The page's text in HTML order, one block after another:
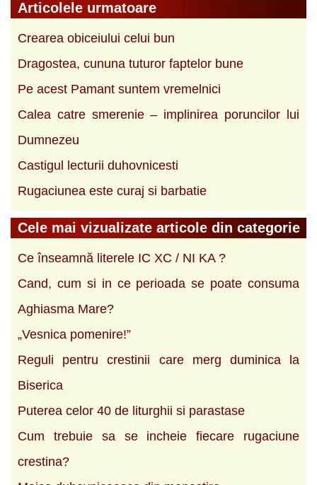
Articolele urmatoare
Crearea obiceiului celui bun
Dragostea, cununa tuturor faptelor bune
Pe acest Pamant suntem vremelnici
Calea catre smerenie – implinirea poruncilor lui
Dumnezeu
Castigul lecturii duhovnicesti
Rugaciunea este curaj si barbatie
Cele mai vizualizate articole din categorie
Ce înseamnă literele IC XC / NI KA ?
Cand, cum si in ce perioada se poate consuma
Aghiasma Mare?
„Vesnica pomenire!”
Reguli pentru crestinii care merg duminica la
Biserica
Puterea celor 40 de liturghii si parastase
Cum trebuie sa se incheie fiecare rugaciune
crestina?